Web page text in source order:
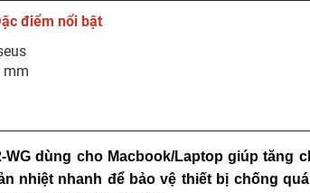
điểm nổi bật
mm
dùng cho Macbook/Laptop giúp tăng
nhiệt nhanh để bảo vệ thiết bị chống